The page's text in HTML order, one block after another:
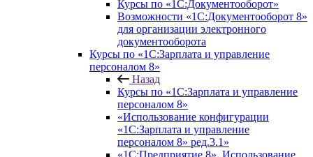
Курсы по «1С:Документооборот»
Возможности «1С:Документооборот 8»
для организации электронного
документооборота
Курсы по «1С:Зарплата и управление
персоналом 8»
Назад
Курсы по «1С:Зарплата и управление
персоналом 8»
«Использование конфигурации
«1С:Зарплата и управление
персоналом 8» ред.3.1»
«1С:Предприятие 8». Использование